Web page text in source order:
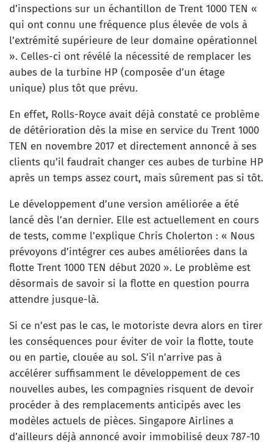
d’inspections sur un échantillon de Trent 1000 TEN «
qui ont connu une fréquence plus élevée de vols à
l’extrémité supérieure de leur domaine opérationnel
». Celles-ci ont révélé la nécessité de remplacer les
aubes de la turbine HP (composée d’un étage
unique) plus tôt que prévu.
En effet, Rolls-Royce avait déjà constaté ce problème
de détérioration dès la mise en service du Trent 1000
TEN en novembre 2017 et directement annoncé à ses
clients qu’il faudrait changer ces aubes de turbine HP
après un temps assez court, mais sûrement pas si tôt.
Le développement d’une version améliorée a été
lancé dès l’an dernier. Elle est actuellement en cours
de tests, comme l’explique Chris Cholerton : « Nous
prévoyons d’intégrer ces aubes améliorées dans la
flotte Trent 1000 TEN début 2020 ». Le problème est
désormais de savoir si la flotte en question pourra
attendre jusque-là.
Si ce n’est pas le cas, le motoriste devra alors en tirer
les conséquences pour éviter de voir la flotte, toute
ou en partie, clouée au sol. S’il n’arrive pas à
accélérer suffisamment le développement de ces
nouvelles aubes, les compagnies risquent de devoir
procéder à des remplacements anticipés avec les
modèles actuels de pièces. Singapore Airlines a
d’ailleurs déjà annoncé avoir immobilisé deux 787-10